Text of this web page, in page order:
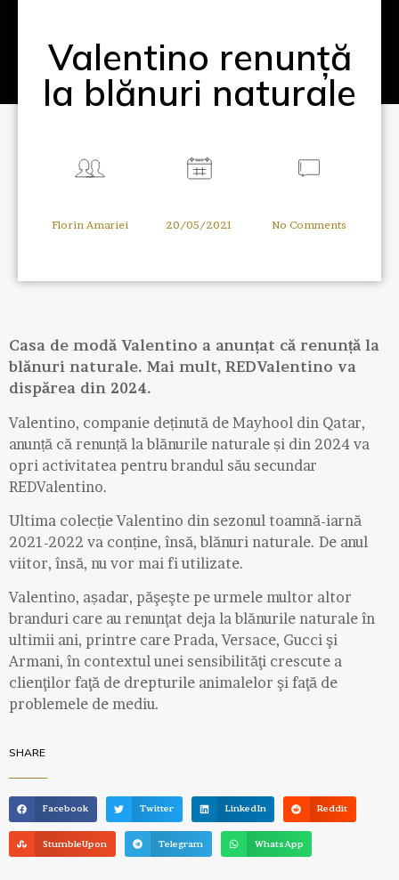
Valentino renunță
la blănuri naturale
Florin Amariei 20/05/2021 No Comments
Casa de modă Valentino a anunțat că renunță la
blănuri naturale. Mai mult, REDValentino va
dispărea din 2024.
Valentino, companie deținută de Mayhool din Qatar,
anunță că renunță la blănurile naturale și din 2024 va
opri activitatea pentru brandul său secundar
REDValentino.
Ultima colecție Valentino din sezonul toamnă-iarnă
2021-2022 va conține, însă, blănuri naturale. De anul
viitor, însă, nu vor mai fi utilizate.
Valentino, așadar, păşeşte pe urmele multor altor
branduri care au renunţat deja la blănurile naturale în
ultimii ani, printre care Prada, Versace, Gucci şi
Armani, în contextul unei sensibilităţi crescute a
clienţilor faţă de drepturile animalelor şi faţă de
problemele de mediu.
SHARE
Facebook Twitter LinkedIn Reddit
StumbleUpon Telegram WhatsApp